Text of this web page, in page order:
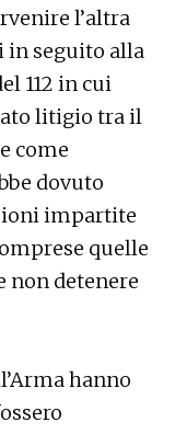
l’altra
in seguito alla
112 in cui
litigio tra il
come
dovuto
impartite
quelle
non detenere
hanno